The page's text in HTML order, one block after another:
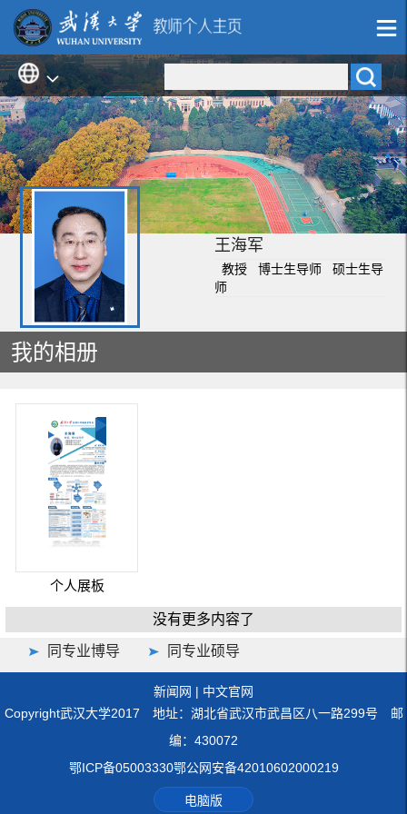
王海军
教授 博士生导师 硕士生导
师
我的相册
个人展板
没有更多内容了
同专业博导 同专业硕导
新闻网 | 中文官网
Copyright武汉大学2017 地址：湖北省武汉市武昌区八一路299号 邮
编：430072
鄂ICP备05003330鄂公网安备42010602000219
电脑版